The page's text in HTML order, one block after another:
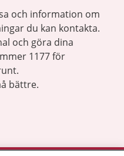
och information om
du kan kontakta.
och göra dina
1177 för
bättre.